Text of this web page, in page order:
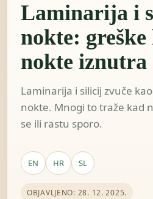
Laminarija i
nokte: greške
nokte iznutra
Laminarija i silicij zvuče
nokte. Mnogi to traže kad
se ili rastu sporo.
EN HR SL
OBJAVLJENO: 28. 12. 2025.